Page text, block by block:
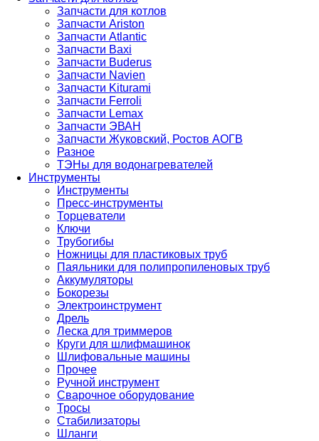
Запчасти для котлов
Запчасти Ariston
Запчасти Atlantic
Запчасти Baxi
Запчасти Buderus
Запчасти Navien
Запчасти Kiturami
Запчасти Ferroli
Запчасти Lemax
Запчасти ЭВАН
Запчасти Жуковский, Ростов АОГВ
Разное
ТЭНы для водонагревателей
Инструменты
Инструменты
Пресс-инструменты
Торцеватели
Ключи
Трубогибы
Ножницы для пластиковых труб
Паяльники для полипропиленовых труб
Аккумуляторы
Бокорезы
Электроинструмент
Дрель
Леска для триммеров
Круги для шлифмашинок
Шлифовальные машины
Прочее
Ручной инструмент
Сварочное оборудование
Тросы
Стабилизаторы
Шланги